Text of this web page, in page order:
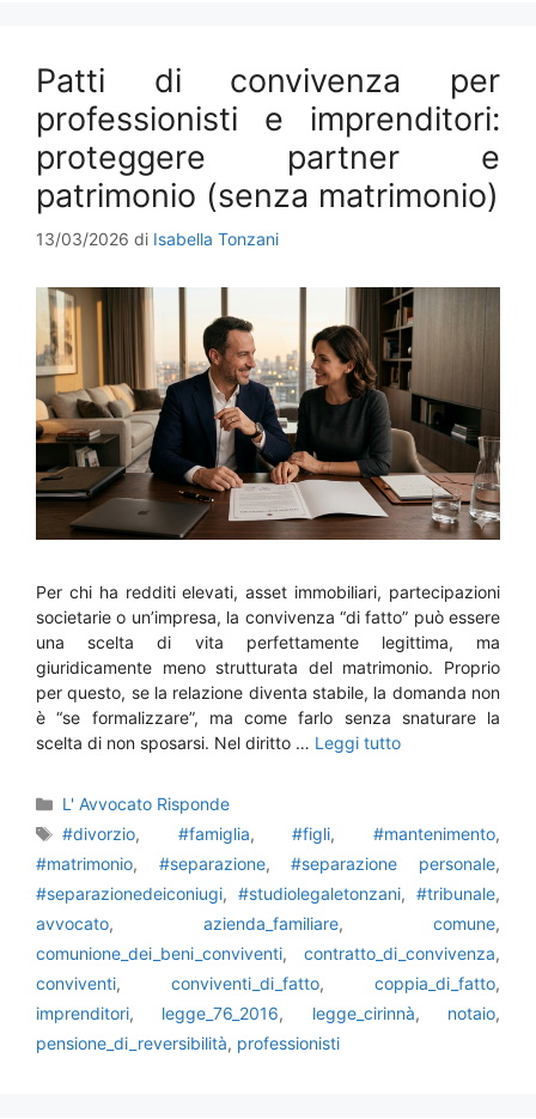
Patti di convivenza per
professionisti e imprenditori:
proteggere partner e
patrimonio (senza matrimonio)
13/03/2026 di Isabella Tonzani
Per chi ha redditi elevati, asset immobiliari, partecipazioni
societarie o un’impresa, la convivenza “di fatto” può essere
una scelta di vita perfettamente legittima, ma
giuridicamente meno strutturata del matrimonio. Proprio
per questo, se la relazione diventa stabile, la domanda non
è “se formalizzare”, ma come farlo senza snaturare la
scelta di non sposarsi. Nel diritto … Leggi tutto
Categorie
L' Avvocato Risponde
Tag
#divorzio, #famiglia,#figli,#mantenimento,
#matrimonio, #separazione,#separazione personale,
#separazionedeiconiugi, #studiolegaletonzani, #tribunale,
avvocato, azienda_familiare, comune,
comunione_dei_beni_conviventi, contratto_di_convivenza,
conviventi, conviventi_di_fatto, coppia_di_fatto,
imprenditori, legge_76_2016, legge_cirinnà, notaio,
pensione_di_reversibilità, professionisti